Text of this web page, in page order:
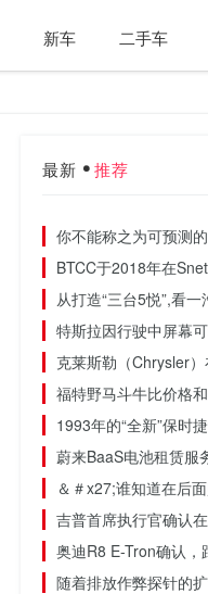
新车 二手车
最新 推荐
你不能称之为可预测的
BTCC于2018年在
从打造“三台5悦”,看一
特斯拉因行驶中屏幕
克莱斯勒（Chrysler
福特野马斗牛比价格
1993年的“全新”保时
蔚来BaaS电池租赁服
＆＃x27;谁知道在后
吉普首席执行官确认
奥迪R8 E-Tron确认，
随着排放作弊探针的